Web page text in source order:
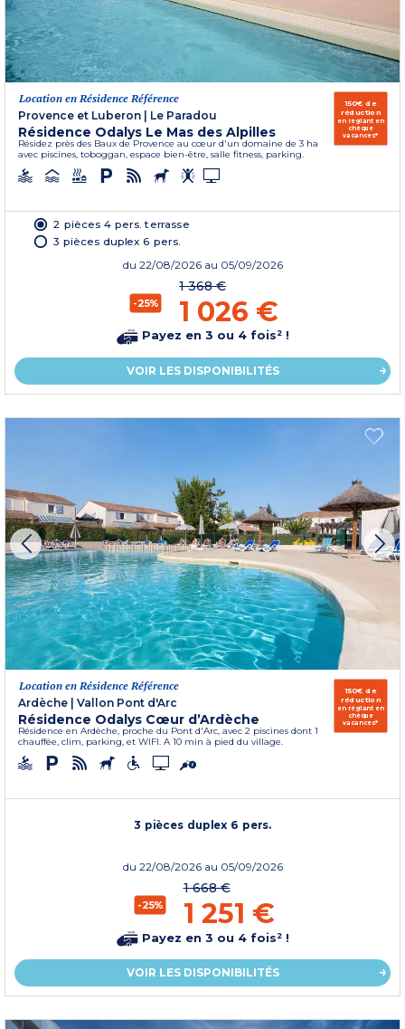
Location en Résidence Référence
Provence et Luberon
Le Paradou
Résidence Odalys Le Mas des Alpilles
Résidez près des Baux de Provence au cœur d'un domaine de 3 ha
avec piscines, toboggan, espace bien-être, salle fitness, parking.
150€ de
réduction
en réglant en
chèque
vacances*
2 pièces 4 pers. terrasse
3 pièces duplex 6 pers.
du 22/08/2026 au 05/09/2026
-25%
1 368 €
1 026 €
Payez en 3 ou 4 fois² !
VOIR LES DISPONIBILITÉS
Location en Résidence Référence
Ardèche
Vallon Pont d'Arc
Résidence Odalys Cœur d’Ardèche
Résidence en Ardèche, proche du Pont d'Arc, avec 2 piscines dont 1
chauffée, clim, parking, et WIFI. A 10 min à pied du village.
150€ de
réduction
en réglant en
chèque
vacances*
3 pièces duplex 6 pers.
du 22/08/2026 au 05/09/2026
-25%
1 668 €
1 251 €
Payez en 3 ou 4 fois² !
VOIR LES DISPONIBILITÉS